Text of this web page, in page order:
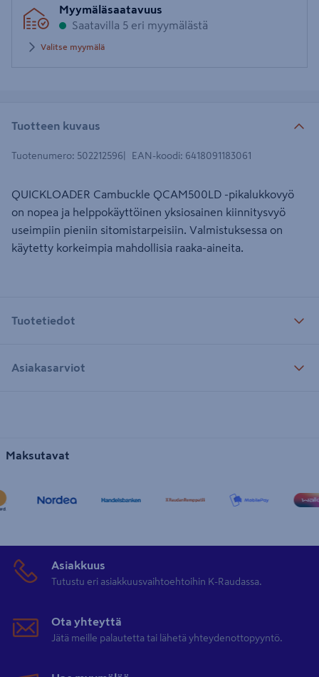
postinumero
Myymäläsaatavuus
Saatavilla 5 eri myymälästä
Valitse myymälä
Tuotteen kuvaus
Tuotenumero: 502212596 EAN-koodi: 6418091183061
QUICKLOADER Cambuckle QCAM500LD -pikalukkovyö
on nopea ja helppokäyttöinen yksiosainen kiinnitysvyö
useimpiin pieniin sitomistarpeisiin. Valmistuksessa on
käytetty korkeimpia mahdollisia raaka-aineita.
Tuotetiedot
Asiakasarviot
Maksutavat
Asiakkuus
Tutustu eri asiakkuusvaihtoehtoihin K-Raudassa.
Ota yhteyttä
Jätä meille palautetta tai lähetä yhteydenottopyyntö.